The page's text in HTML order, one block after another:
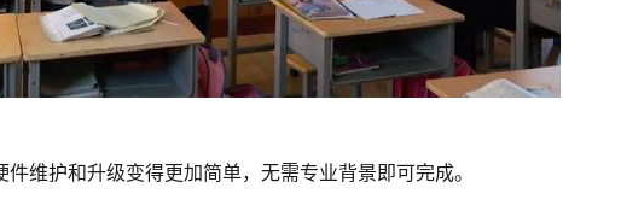
件维护和升级变得更加简单，无需专业背景即可完成。